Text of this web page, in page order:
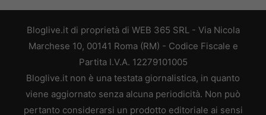
Bloglive.it di proprietà di WEB 365 SRL - Via Nicola
Marchese 10, 00141 Roma (RM) - Codice Fiscale e
Partita I.V.A. 12279101005
Bloglive.it non è una testata giornalistica, in quanto
viene aggiornato senza alcuna periodicità. Non può
pertanto considerarsi un prodotto editoriale ai sensi